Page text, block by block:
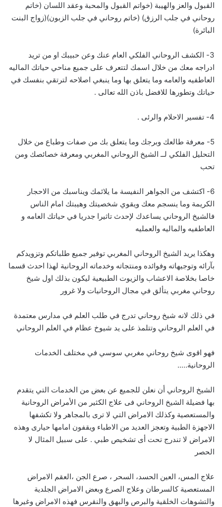
القبول والعز والهيبة (خواتم القبول والمحبة وعقد اللسان (خاتم
روحاني في جلب الرزق) (خاتم روحاني في جلب الزبون)(زواج البنت
البائرة)
3- الكشف الروحاني الفلكي العام عنك وعن حبيبك او من تريد
ادراجه معك من خلال اسمك لتتعرف على جميع مناحي حياتك الماليه
العاطفيه والعامه وما يتعلق بها وما ينبغي اصلاحه لترتقي بنفسك في
حياتك وتطورها للافضل باذن الله تعالى .
4- تفسير الاحلام والرئى .
5- معرفة طالعك وبرجك وما يتعلق بك من صفات وطباع من خلال
التحليل الفلكي لــ الشيخ الروحاني المغربي ومعرفة خصائصك ومن
تحب
6- اكتشف من الجواهر النفيسة ما يلائمك ويناسبك من الاحجار
الكريمة وما ينسجم معك ويقوي شخصيتك وهيبتك امام الناس
فالشيخ الروحاني يساعدك لإحدث تاثيرا جدريا في حياتك العامه و
العاطفيه والماليه والعمليه
وهكذا يريد الشيخ الروحاني المغربي توفير جميع طلباتكم وتزويدكم
بآرائه وتوجيهاته وفوائده ومنتجاته وخدماته الروحانية لهذا احدث قسما
خاصا بخلاصة الاعشاب والزيوت الطبيعية ليكون بذلك اول شيخ
روحاني مغربي يتألق في مجال الروحانيات ولا غرور
في ذلك لانه شيخ روحاني تدرج في طلب العلم في مدارس معتمدة
في العلم الروحاني وتتلمذ على يد شيوخ عظام في العلم الروحاني
فهو اقوى شيخ روحاني مغربي سوسي في مختلف الخدمات
الروحانية…..
الشيخ الروحاني أن نعلن للجميع عن بعض من الخدمات التي يتقدم
بها فضيلة الشيخ الروحاني فى علاج الكثير من الأمراض الروحانية
والمستعصية وكذلك الامراض التي لا ترى بالمجاهر ولا تكشفها
الاجهزة الطبية وتعجز العديد من الاطباء ويقفون امامها حيارى وهذه
الامراض لا تندرج تحت أى تشخيص طبي . على سبيل المثال لا
الحصر
علاج المس، العين الحسد، السحر ، صرع الجن ،العقم الامراض
المستعصية كالسرطان وعلاج الصرع وبعض الامراض الجلدية
والتشوهات الخلقية والبرص والبهق والنقرس فهذه الامراض وغيرها